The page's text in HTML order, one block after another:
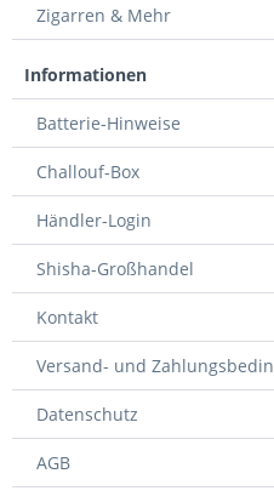
Zigarren & Mehr
Informationen
Batterie-Hinweise
Challouf-Box
Händler-Login
Shisha-Großhandel
Kontakt
Versand- und
Datenschutz
AGB